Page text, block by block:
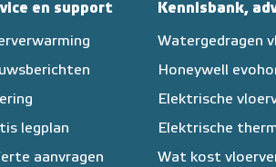
en support
legplan
aanvragen
Kennisbank,
Watergedragen
Honeywell
Elektrische
Elektrische
Wat kost